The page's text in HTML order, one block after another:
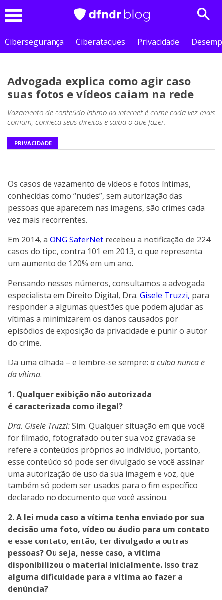
Cibersegurança
Ciberataques Privacidade
Advogada explica como agir caso
suas fotos e vídeos caiam na rede
Vazamento de conteúdo íntimo na internet é crime cada vez mais
comum; conheça seus direitos e saiba o que fazer.
PRIVACIDADE
Os casos de vazamento de vídeos e fotos íntimas,
conhecidas como “nudes”, sem autorização das
pessoas que aparecem nas imagens, são crimes cada
vez mais recorrentes.
Em 2014, a ONG SaferNet recebeu a notificação de 224
casos do tipo, contra 101 em 2013, o que representa
um aumento de 120% em um ano.
Pensando nesses números, consultamos a advogada
especialista em Direito Digital, Dra. Gisele Truzzi, para
responder a algumas questões que podem ajudar as
vítimas a minimizarem os danos causados por
episódios de exposição da privacidade e punir o autor
do crime.
Dá uma olhada – e lembre-se sempre: a culpa nunca é
da vítima.
1. Qualquer exibição não autorizada
é caracterizada como ilegal?
Dra. Gisele Truzzi:Sim. Qualquer situação em que você
for filmado, fotografado ou ter sua voz gravada se
refere a conteúdos próprios ao indivíduo, portanto,
esse conteúdo só pode ser divulgado se você assinar
uma autorização de uso da sua imagem e voz, que
também só podem ser usados para o fim específico
declarado no documento que você assinou.
2. A lei muda caso a vítima tenha enviado por sua
decisão uma foto, vídeo ou áudio para um contato
e esse contato, então, ter divulgado a outras
pessoas? Ou seja, nesse caso, a vítima
disponibilizou o material inicialmente. Isso traz
alguma dificuldade para a vítima ao fazer a
denúncia?